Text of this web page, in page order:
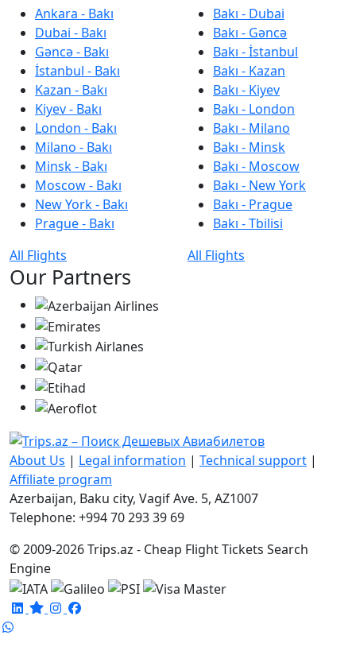
Ankara - Bakı
Dubai - Bakı
Gəncə - Bakı
İstanbul - Bakı
Kazan - Bakı
Kiyev - Bakı
London - Bakı
Milano - Bakı
Minsk - Bakı
Moscow - Bakı
New York - Bakı
Prague - Bakı
All Flights
Bakı - Dubai
Bakı - Gəncə
Bakı - İstanbul
Bakı - Kazan
Bakı - Kiyev
Bakı - London
Bakı - Milano
Bakı - Minsk
Bakı - Moscow
Bakı - New York
Bakı - Prague
Bakı - Tbilisi
All Flights
Our Partners
About Us | Legal information | Technical support |
Affiliate program
Azerbaijan, Baku city, Vagif Ave. 5, AZ1007
Telephone: +994 70 293 39 69
© 2009-2026 Trips.az - Cheap Flight Tickets Search
Engine